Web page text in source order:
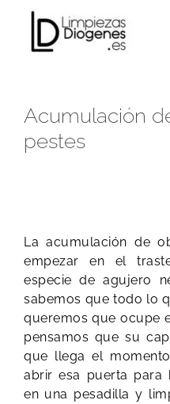
content
Acumulación
pestes
La acumulación de
empezar en el
especie de agujero
sabemos que todo lo
queremos que ocupe
pensamos que su
que llega el
abrir esa puerta para
en una pesadilla y